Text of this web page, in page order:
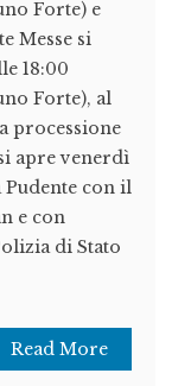
Forte) e
Messe si
18:00
Forte), al
processione
apre venerdì
Pudente con il
e con
di Stato
Read More